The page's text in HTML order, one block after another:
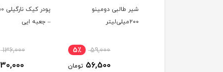
شیر طالبی دومینو
۲۰۰میلی‌لیتر
59,000 5٪
56,500 تومان
– جعبه ایی
136,000
130,000